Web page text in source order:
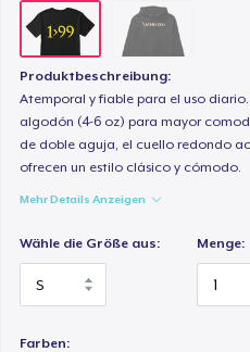
Produktbeschreibung:
Atemporal y fiable para el uso
algodón (4-6 oz) para mayor
de doble aguja, el cuello redondo
ofrecen un estilo clásico y cómodo.
Mehr Details Anzeigen
Wähle die Größe aus: Menge:
Farben: